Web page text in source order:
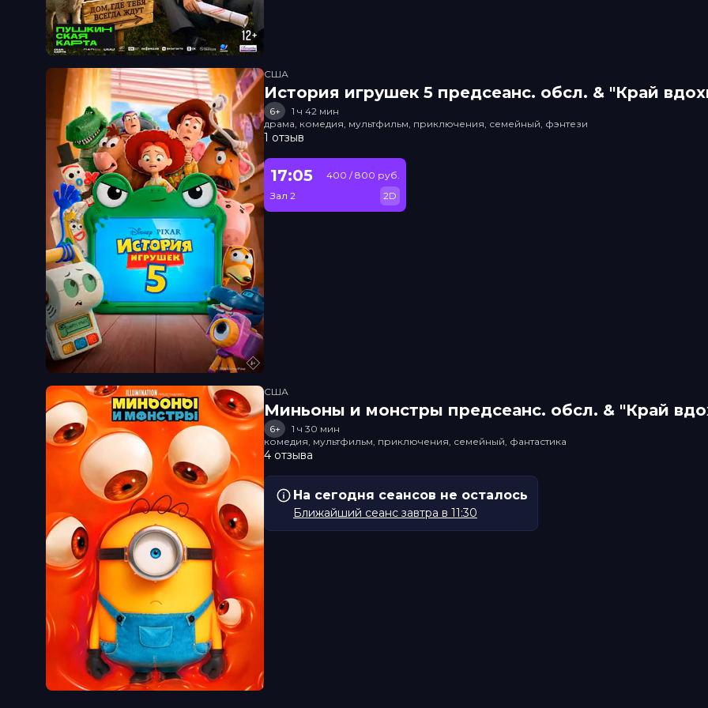
США
История игрушек 5 прeдсeанc. обсл. & "Край
6+
1 ч 42 мин
драма, комедия, мультфильм, приключения, семейный, фэнтези
1 отзыв
17:05
Зал 2
400 / 800 руб.
2D
США
Миньоны и монстры прeдсeанc. обсл. & "Край
6+
1 ч 30 мин
комедия, мультфильм, приключения, семейный, фантастика
4 отзыва
На сегодня сеансов не осталось
Ближайший сеанс завтра в 11:30